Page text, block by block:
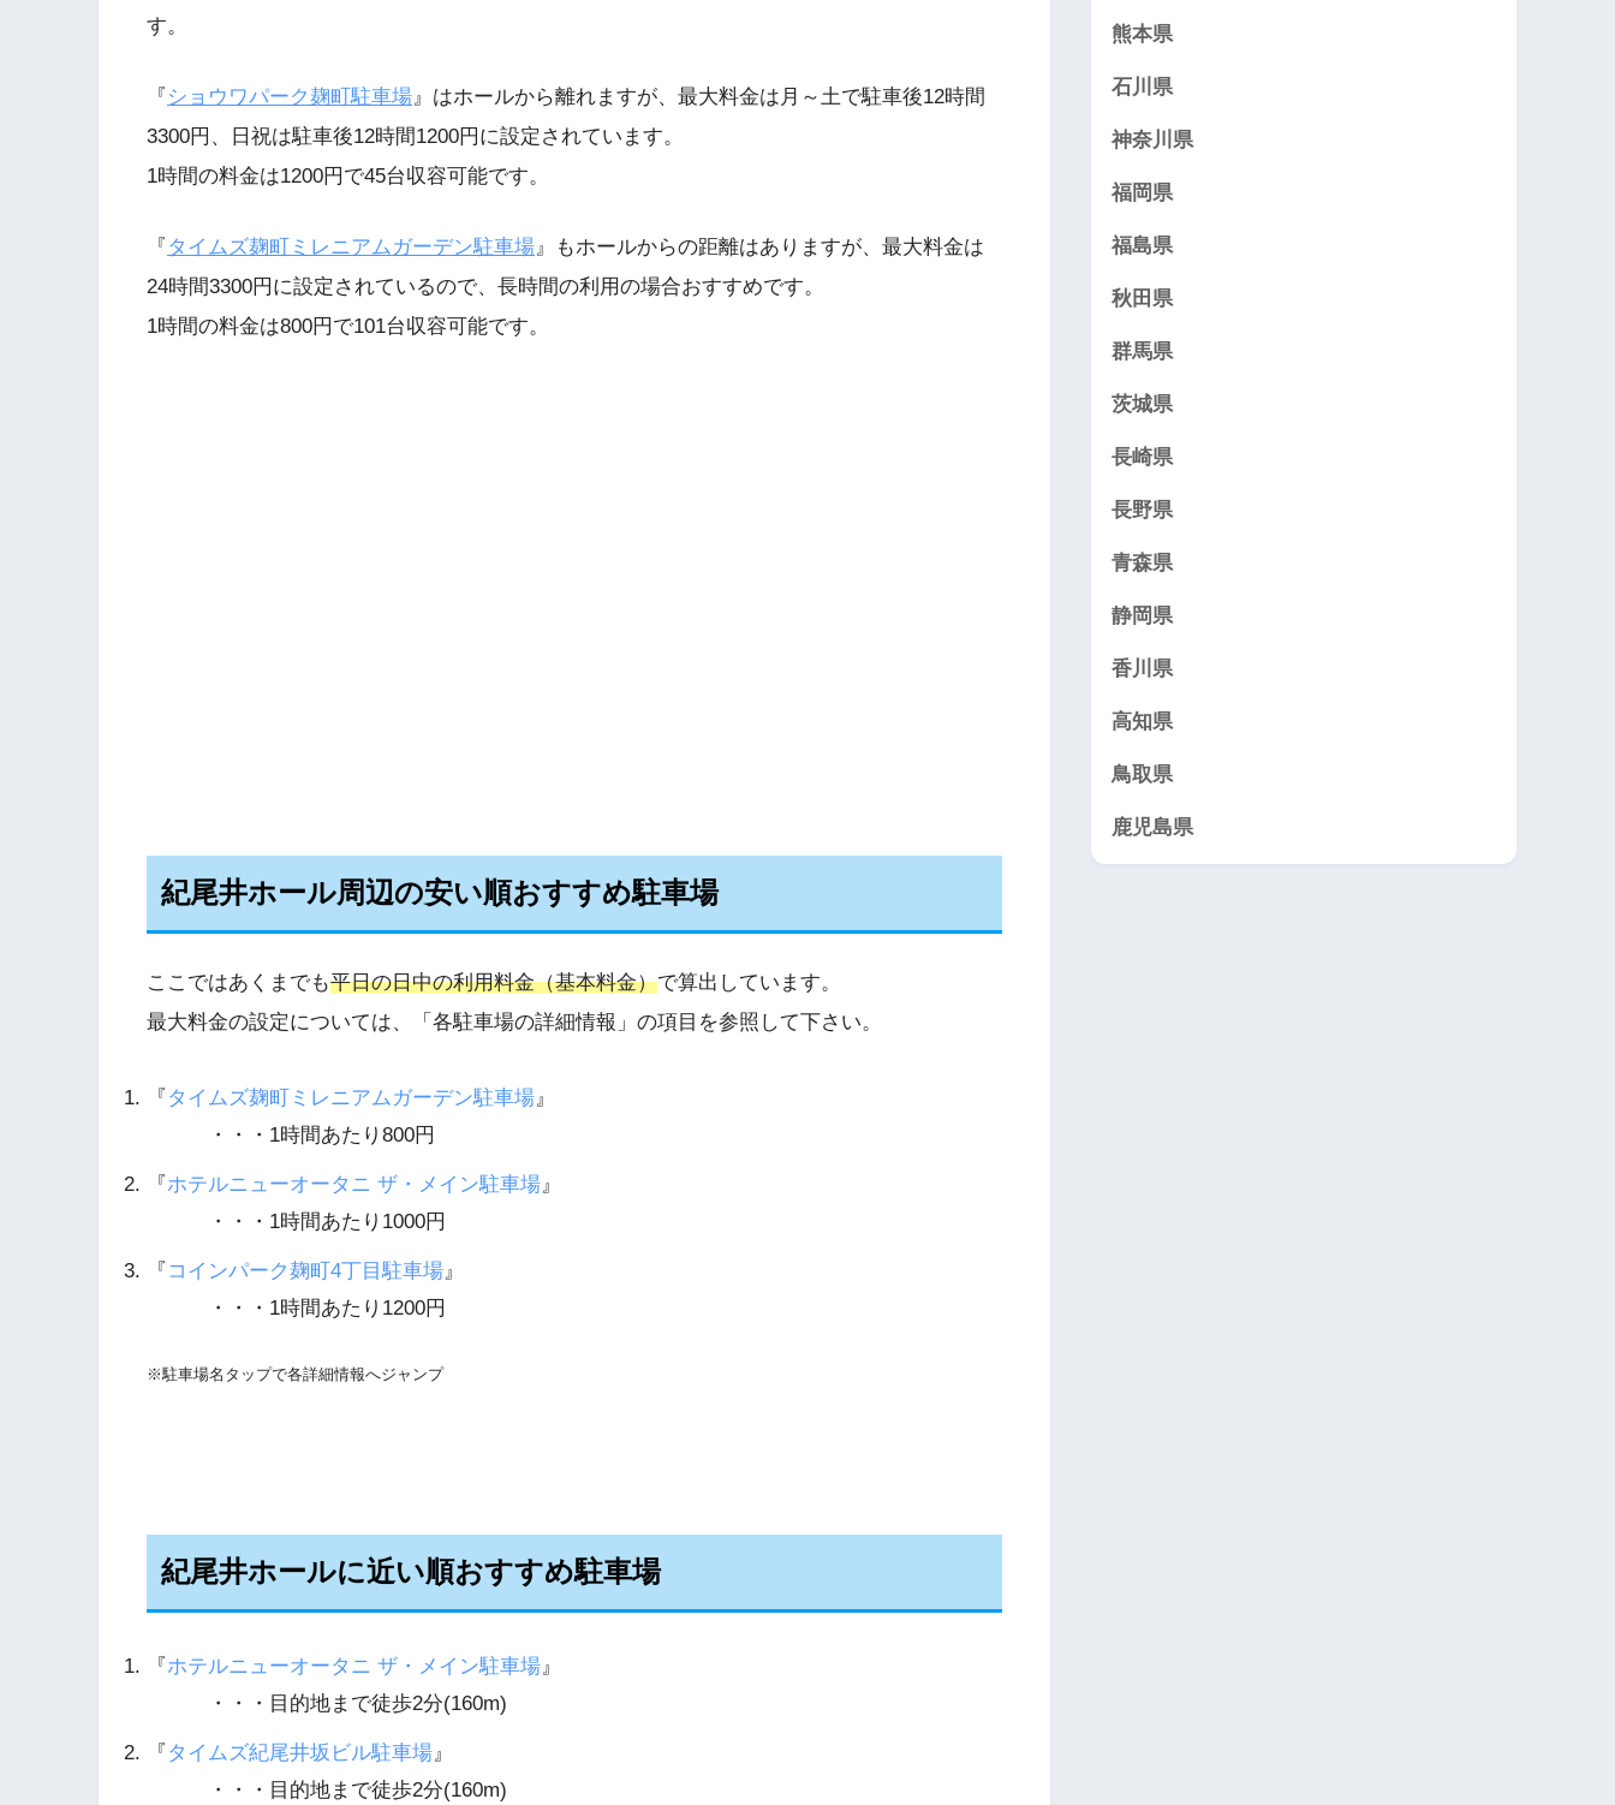
す。
『 ショウワパーク麹町駐車場』はホールから離れますが、最大料金は月～土で駐車後12時間
3300円、日祝は駐車後12時間1200円に設定されています。
1時間の料金は1200円で45台収容可能です。
『 タイムズ麹町ミレニアムガーデン駐車場 』もホールからの距離はありますが、最大料金は
24時間3300円に設定されているので、長時間の利用の場合おすすめです。
1時間の料金は800円で101台収容可能です。
紀尾井ホール周辺の安い順おすすめ駐車場
ここではあくまでも平日の日中の利用料金（基本料金）で算出しています。
最大料金の設定については、「各駐車場の詳細情報」の項目を参照して下さい。
『 タイムズ麹町ミレニアムガーデン駐車場 』
・・・1時間あたり800円
『ホテルニューオータニ ザ・メイン駐車場 』
・・・1時間あたり1000円
『 コインパーク麹町4丁目駐車場 』
・・・1時間あたり1200円
※駐車場名タップで各詳細情報へジャンプ
紀尾井ホールに近い順おすすめ駐車場
『ホテルニューオータニ ザ・メイン駐車場』
・・・目的地まで徒歩2分(160m)
『 タイムズ紀尾井坂ビル駐車場』
・・・目的地まで徒歩2分(160m)
熊本県
石川県
神奈川県
福岡県
福島県
秋田県
群馬県
茨城県
長崎県
長野県
青森県
静岡県
香川県
高知県
鳥取県
鹿児島県